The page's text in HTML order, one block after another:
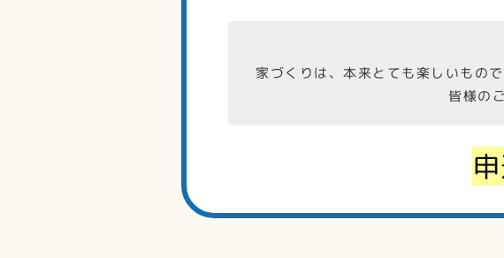
家づくりは、本来とても楽しいもの
皆様の